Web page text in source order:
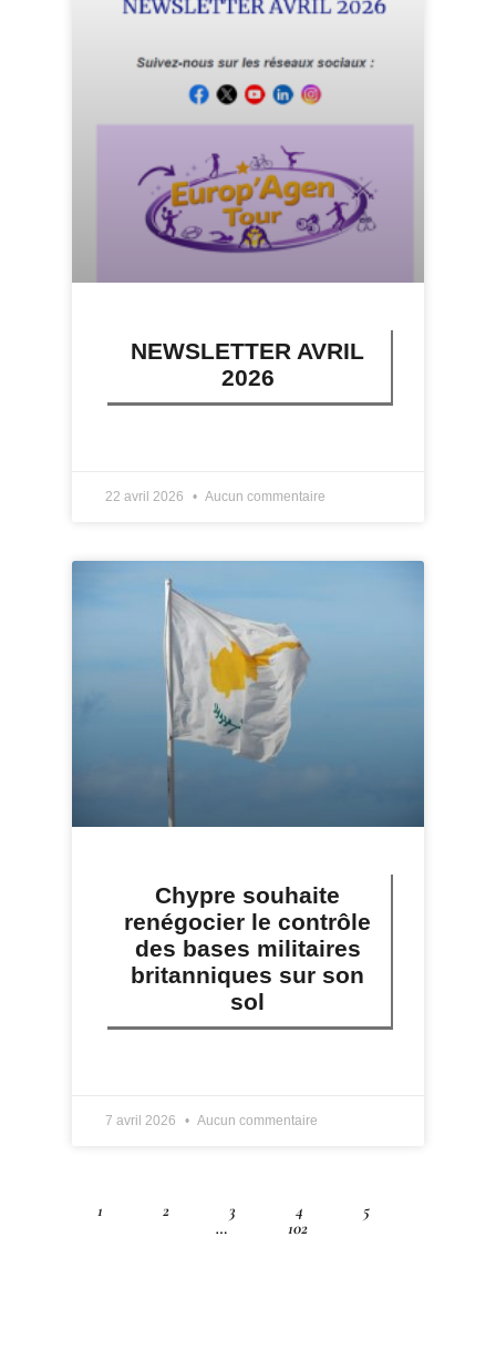
NEWSLETTER AVRIL
2026
22 avril 2026 Aucun commentaire
Chypre souhaite
renégocier le contrôle
des bases militaires
britanniques sur son
sol
7 avril 2026 Aucun commentaire
1 2 3 4
5
…
102